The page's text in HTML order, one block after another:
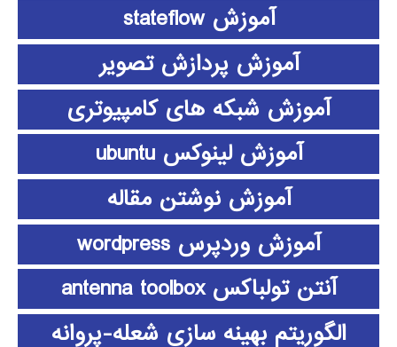
آموزش stateflow
آموزش پردازش تصویر
آموزش شبکه های کامپیوتری
آموزش لینوکس ubuntu
آموزش نوشتن مقاله
آموزش وردپرس wordpress
آنتن تولباکس antenna toolbox
الگوریتم بهینه سازی شعله-پروانه